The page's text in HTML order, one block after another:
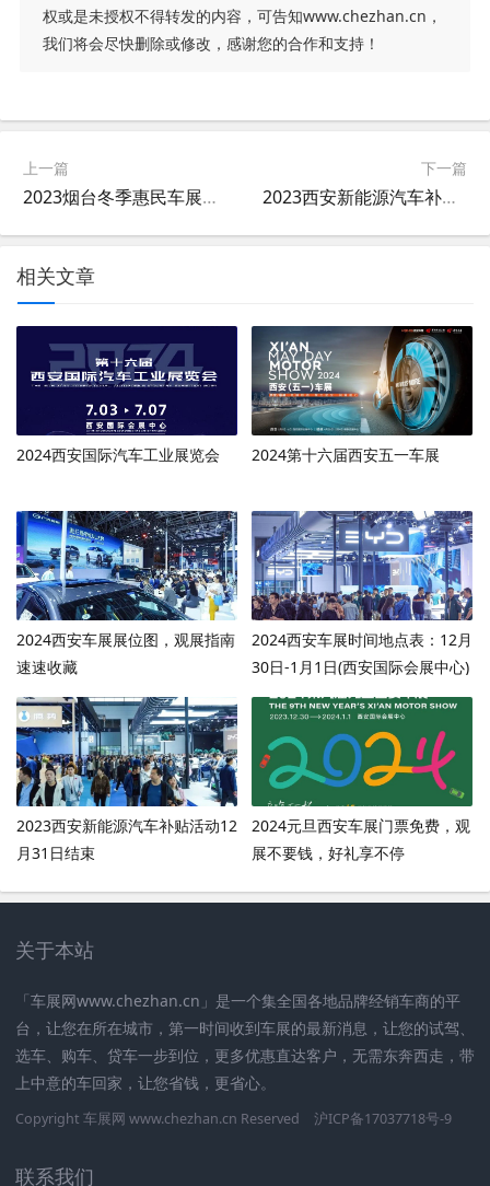
权或是未授权不得转发的内容，可告知www.chezhan.cn，
我们将会尽快删除或修改，感谢您的合作和支持！
上一篇
2023烟台冬季惠民车展现场展位图
下一篇
2023西安新能源汽车补贴活动12月31日结束
相关文章
2024西安国际汽车工业展览会 2024第十六届西安五一车展
2024西安车展展位图，观展指南
速速收藏
2024西安车展时间地点表：12月
30日-1月1日(西安国际会展中心)
2023西安新能源汽车补贴活动12
月31日结束
2024元旦西安车展门票免费，观
展不要钱，好礼享不停
关于本站
「车展网www.chezhan.cn」是一个集全国各地品牌经销车商的平
台，让您在所在城市，第一时间收到车展的最新消息，让您的试驾、
选车、购车、贷车一步到位，更多优惠直达客户，无需东奔西走，带
上中意的车回家，让您省钱，更省心。
Copyright 车展网 www.chezhan.cn Reserved 沪ICP备17037718号-9
联系我们